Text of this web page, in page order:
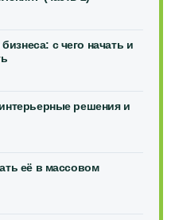
с чего начать и
решения и
её в массовом